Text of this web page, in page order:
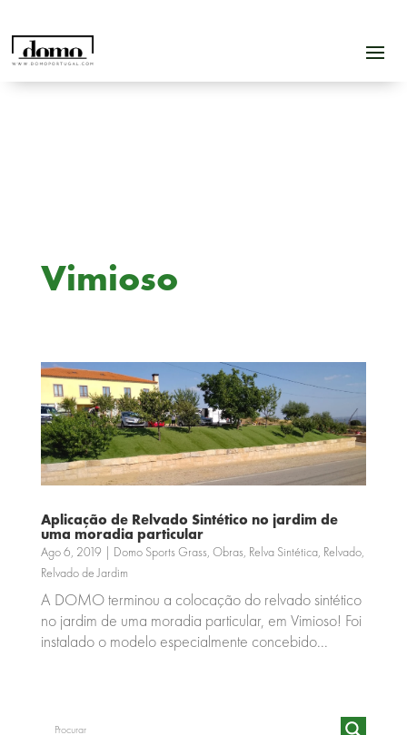
Vimioso
Aplicação de Relvado Sintético no jardim de
uma moradia particular
Ago 6, 2019 | Domo Sports Grass, Obras, Relva Sintética, Relvado,
Relvado de Jardim
A DOMO terminou a colocação do relvado sintético
no jardim de uma moradia particular, em Vimioso! Foi
instalado o modelo especialmente concebido...